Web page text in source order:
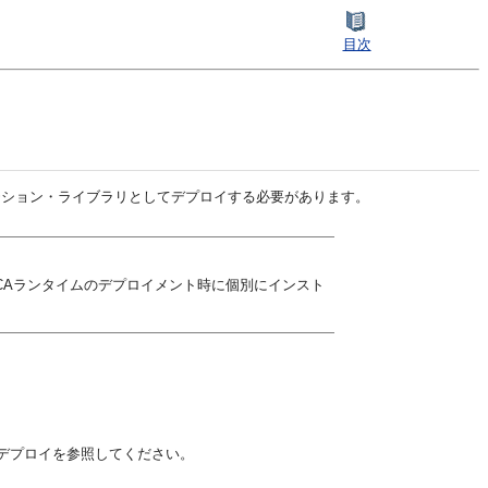
目次
ン・ライブラリとしてデプロイする必要があります。
ランタイムのデプロイメント時に個別にインスト
ロイを参照してください。